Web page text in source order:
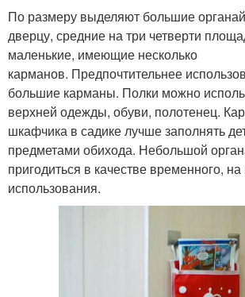
По размеру выделяют большие
дверцу, средние на три четверти
маленькие, имеющие несколько
карманов. Предпочтительнее
большие карманы. Полки можно
верхней одежды, обуви, полотенец.
шкафчика в садике лучше заполнять
предметами обихода. Небольшой
пригодиться в качестве временного, на
использования.